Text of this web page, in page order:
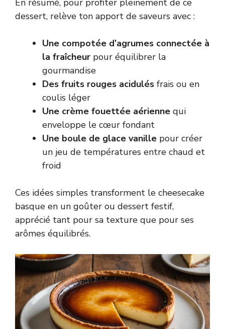
dessert, relève ton apport de saveurs avec :
Une compotée d’agrumes connectée à
la fraîcheur pour équilibrer la
gourmandise
Des fruits rouges acidulés frais ou en
coulis léger
Une crème fouettée aérienne qui
enveloppe le cœur fondant
Une boule de glace vanille pour créer
un jeu de températures entre chaud et
froid
Ces idées simples transforment le cheesecake
basque en un goûter ou dessert festif,
apprécié tant pour sa texture que pour ses
arômes équilibrés.